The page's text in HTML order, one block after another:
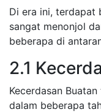
Di era ini, terdapat
sangat menonjol
beberapa di
2.1
Kecerdasan
dalam beberapa